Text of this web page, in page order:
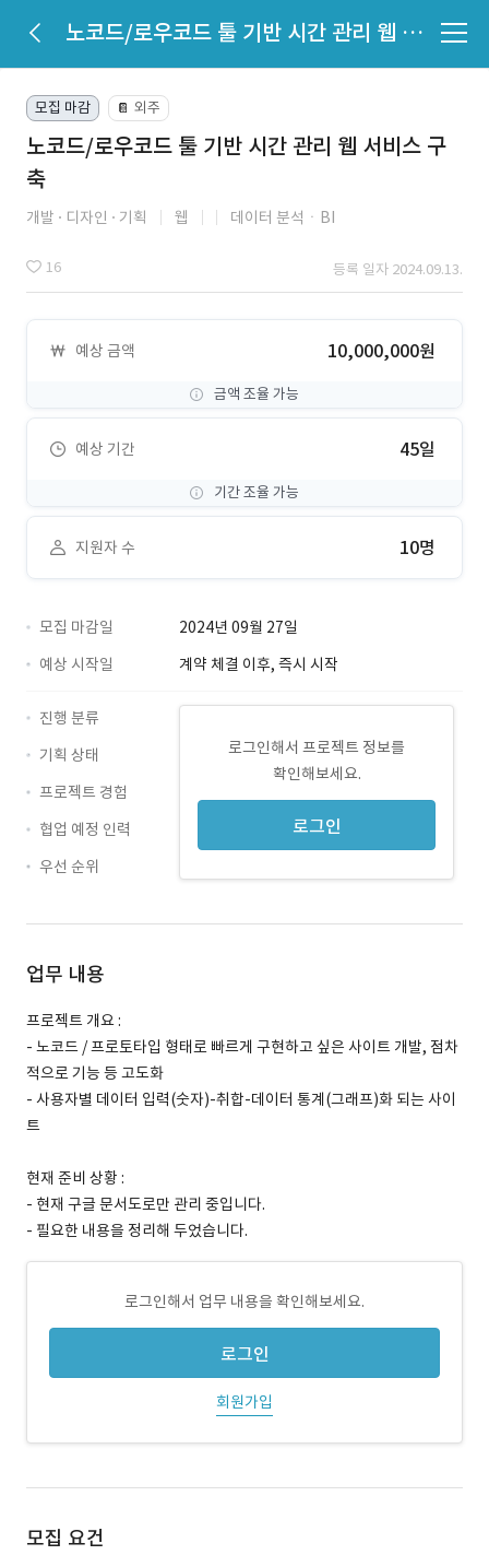
노코드/로우코드 툴 기반 시간 관리 웹 서비스 구축
모집 마감 📔 외주
노코드/로우코드 툴 기반 시간 관리 웹 서비스 구
축
개발 디자인 기획 웹 데이터 분석ㆍBI
16 등록 일자 2024.09.13.
예상 금액 10,000,000원
금액 조율 가능
예상 기간 45일
기간 조율 가능
지원자 수 10명
모집 마감일
2024년 09월 27일
예상 시작일
계약 체결 이후, 즉시 시작
로그인해서 프로젝트 정보를
확인해보세요.
로그인
진행 분류
기획 상태
프로젝트 경험
협업 예정 인력
우선 순위
업무 내용
프로젝트 개요 :
- 노코드 / 프로토타입 형태로 빠르게 구현하고 싶은 사이트 개발, 점차
적으로 기능 등 고도화
- 사용자별 데이터 입력(숫자)-취합-데이터 통계(그래프)화 되는 사이
트
현재 준비 상황 :
- 현재 구글 문서도로만 관리 중입니다.
- 필요한 내용을 정리해 두었습니다.
로그인해서 업무 내용을 확인해보세요.
로그인
회원가입
모집 요건